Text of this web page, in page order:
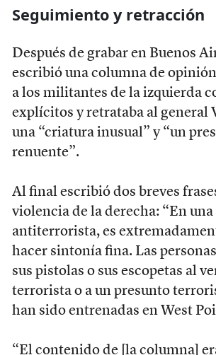
Seguimiento y retracción
Después de grabar en Buenos
escribió una columna de
a los militantes de la izquierda
explícitos y retrataba al general
una “criatura inusual” y “un
renuente”.
Al final escribió dos breves
violencia de la derecha: “En
antiterrorista, es
hacer sintonía fina. Las
sus pistolas o sus escopetas al
terrorista o a un presunto
han sido entrenadas en West
“El contenido de [la columna]